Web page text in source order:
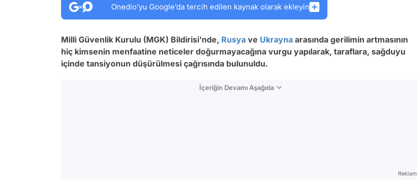
Onedio’yu Google’da tercih edilen kaynak olarak ekleyin
Milli Güvenlik Kurulu (MGK) Bildirisi'nde, Rusya ve Ukrayna arasında gerilimin artmasının
hiç kimsenin menfaatine neticeler doğurmayacağına vurgu yapılarak, taraflara, sağduyu
içinde tansiyonun düşürülmesi çağrısında bulunuldu.
İçeriğin Devamı Aşağıda
Reklam